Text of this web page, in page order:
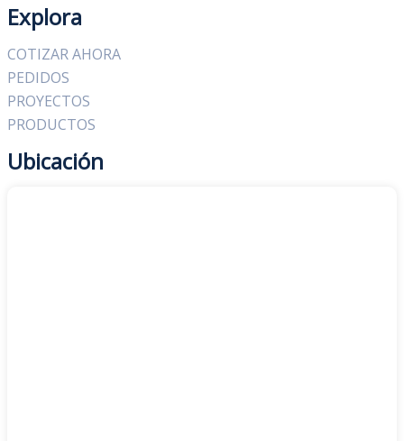
Explora
COTIZAR AHORA
PEDIDOS
PROYECTOS
PRODUCTOS
Ubicación